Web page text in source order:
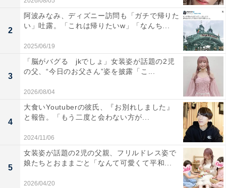
2
阿波みなみ、ディズニー訪問も「ガチで帰りた
い」吐露。「これは帰りたいw」「なんち...
2025/06/19
3
「脳がバグる jkでしょ」女装姿が話題の2児
の父、“今日のお父さん”姿を披露「こ...
2026/08/04
4
大食いYoutuberの彼氏、『お別れしました』
と報告。「もう二度と会わない方が...
2024/11/06
5
女装姿が話題の2児の父親、フリルドレス姿で
娘たちとおままごと「なんて可愛くて平和...
2026/04/20